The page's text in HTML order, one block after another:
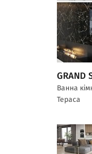
GRAND
Ванна
Тераса